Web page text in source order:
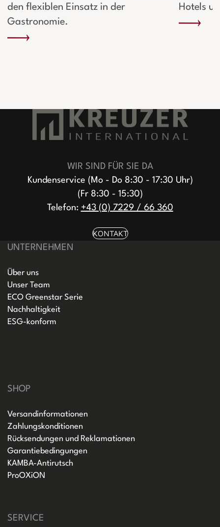
den flexiblen Einsatz in der
Gastronomie.
Hotels
WIR SIND FÜR SIE DA
Kundenservice (Mo - Do 8:30 - 17:30 Uhr)
(Fr 8:30 - 15:30)
Telefon: +43 (0) 7229 / 66 360
KONTAKT
UNTERNEHMEN
Über uns
Unser Team
ECO Greenstar Serie
Nachhaltigkeit
ESG-konform
SHOP
Versandinformationen
Zahlungskonditionen
Rücksendungen und Reklamationen
Garantiebedingungen
KAMBA-Antirutsch
ProOXiON
SERVICE